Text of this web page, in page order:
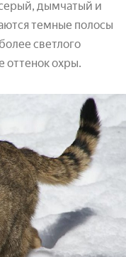
дымчатый и
темные полосы
светлого
охры.